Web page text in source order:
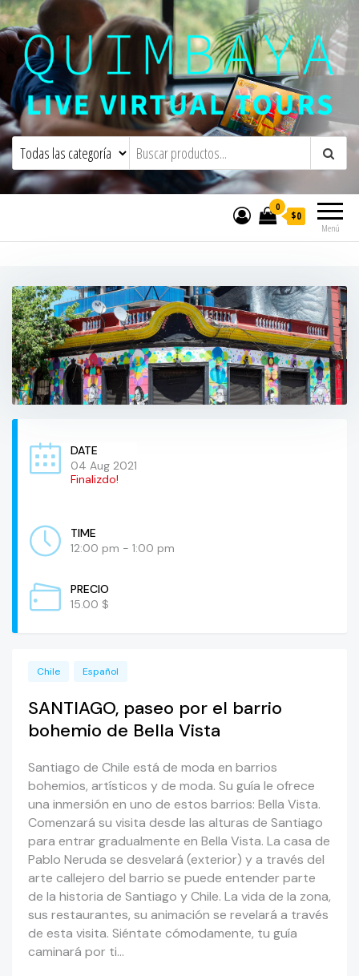
Quimbaya Virtual ToursLive Interactive Virtual Tours and
Menú
0
$0
DATE
04 Aug 2021
Finalizdo!
TIME
12:00 pm - 1:00 pm
PRECIO
15.00 $
Chile Español
SANTIAGO, paseo por el barrio
bohemio de Bella Vista
Santiago de Chile está de moda en barrios
bohemios, artísticos y de moda. Su guía le ofrece
una inmersión en uno de estos barrios: Bella Vista.
Comenzará su visita desde las alturas de Santiago
para entrar gradualmente en Bella Vista. La casa de
Pablo Neruda se desvelará (exterior) y a través del
arte callejero del barrio se puede entender parte
de la historia de Santiago y Chile. La vida de la zona,
sus restaurantes, su animación se revelará a través
de esta visita. Siéntate cómodamente, tu guía
caminará por ti…